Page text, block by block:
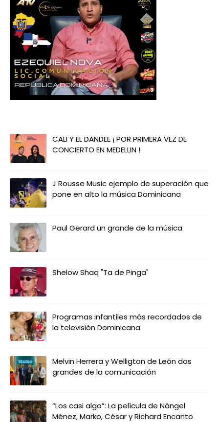
CALI Y EL DANDEE ¡ POR PRIMERA VEZ DE
CONCIERTO EN MEDELLIN !
J Rousse Music ejemplo de superación que
pone en alto la música Dominicana
Paul Gerard un grande de la música
Shelow Shaq "Ta de Pinga"
Programas infantiles más recordados de
la televisión Dominicana
Melvin Herrera y Welligton de León dos
grandes de la comunicación
“Los casi algo”: La película de Nángel
Ménez, Marko, César y Richard Encanto